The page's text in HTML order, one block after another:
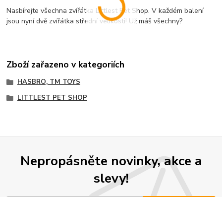
Nasbírejte všechna zvířátka Littlest Pet Shop. V každém balení
jsou nyní dvě zvířátka střední velikosti! Už máš všechny?
Zboží zařazeno v kategoriích
HASBRO, TM TOYS
LITTLEST PET SHOP
Nepropásněte novinky, akce a
slevy!